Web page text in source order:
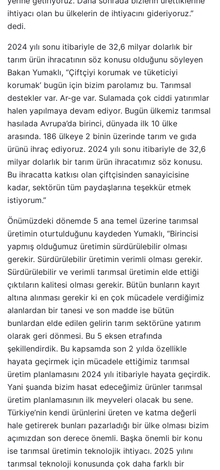
ihtiyacı olan bu ülkelerin de ihtiyacını gideriyoruz.”
dedi.
2024 yılı sonu itibariyle de 32,6 milyar dolarlık bir
tarım ürün ihracatının söz konusu olduğunu söyleyen
Bakan Yumaklı, “Çiftçiyi korumak ve tüketiciyi
korumak’ bugün için bizim parolamız bu. Tarımsal
destekler var. Ar-ge var. Sulamada çok ciddi yatırımlar
halen yapılmaya devam ediyor. Bugün ülkemiz tarımsal
hasılada Avrupa’da birinci, dünyada ilk 10 ülke
arasında. 186 ülkeye 2 binin üzerinde tarım ve gıda
ürünü ihraç ediyoruz. 2024 yılı sonu itibariyle de 32,6
milyar dolarlık bir tarım ürün ihracatımız söz konusu.
Bu ihracatta katkısı olan çiftçisinden sanayicisine
kadar, sektörün tüm paydaşlarına teşekkür etmek
istiyorum.”
Önümüzdeki dönemde 5 ana temel üzerine tarımsal
üretimin oturtulduğunu kaydeden Yumaklı, “Birincisi
yapmış olduğumuz üretimin sürdürülebilir olması
gerekir. Sürdürülebilir üretimin verimli olması gerekir.
Sürdürülebilir ve verimli tarımsal üretimin elde ettiği
çıktıların kalitesi olması gerekir. Bütün bunların kayıt
altına alınması gerekir ki en çok mücadele verdiğimiz
alanlardan bir tanesi ve son madde ise bütün
bunlardan elde edilen gelirin tarım sektörüne yatırım
olarak geri dönmesi. Bu 5 eksen etrafında
şekillendirdik. Bu kapsamda son 2 yılda özellikle
hayata geçirmek için mücadele ettiğimiz tarımsal
üretim planlamasını 2024 yılı itibariyle hayata geçirdik.
Yani şuanda bizim hasat edeceğimiz ürünler tarımsal
üretim planlamasının ilk meyveleri olacak bu sene.
Türkiye’nin kendi ürünlerini üreten ve katma değerli
hale getirerek bunları pazarladığı bir ülke olması bizim
açımızdan son derece önemli. Başka önemli bir konu
ise tarımsal üretimin teknolojik ihtiyacı. 2025 yılını
tarımsal teknoloji konusunda çok daha farklı bir